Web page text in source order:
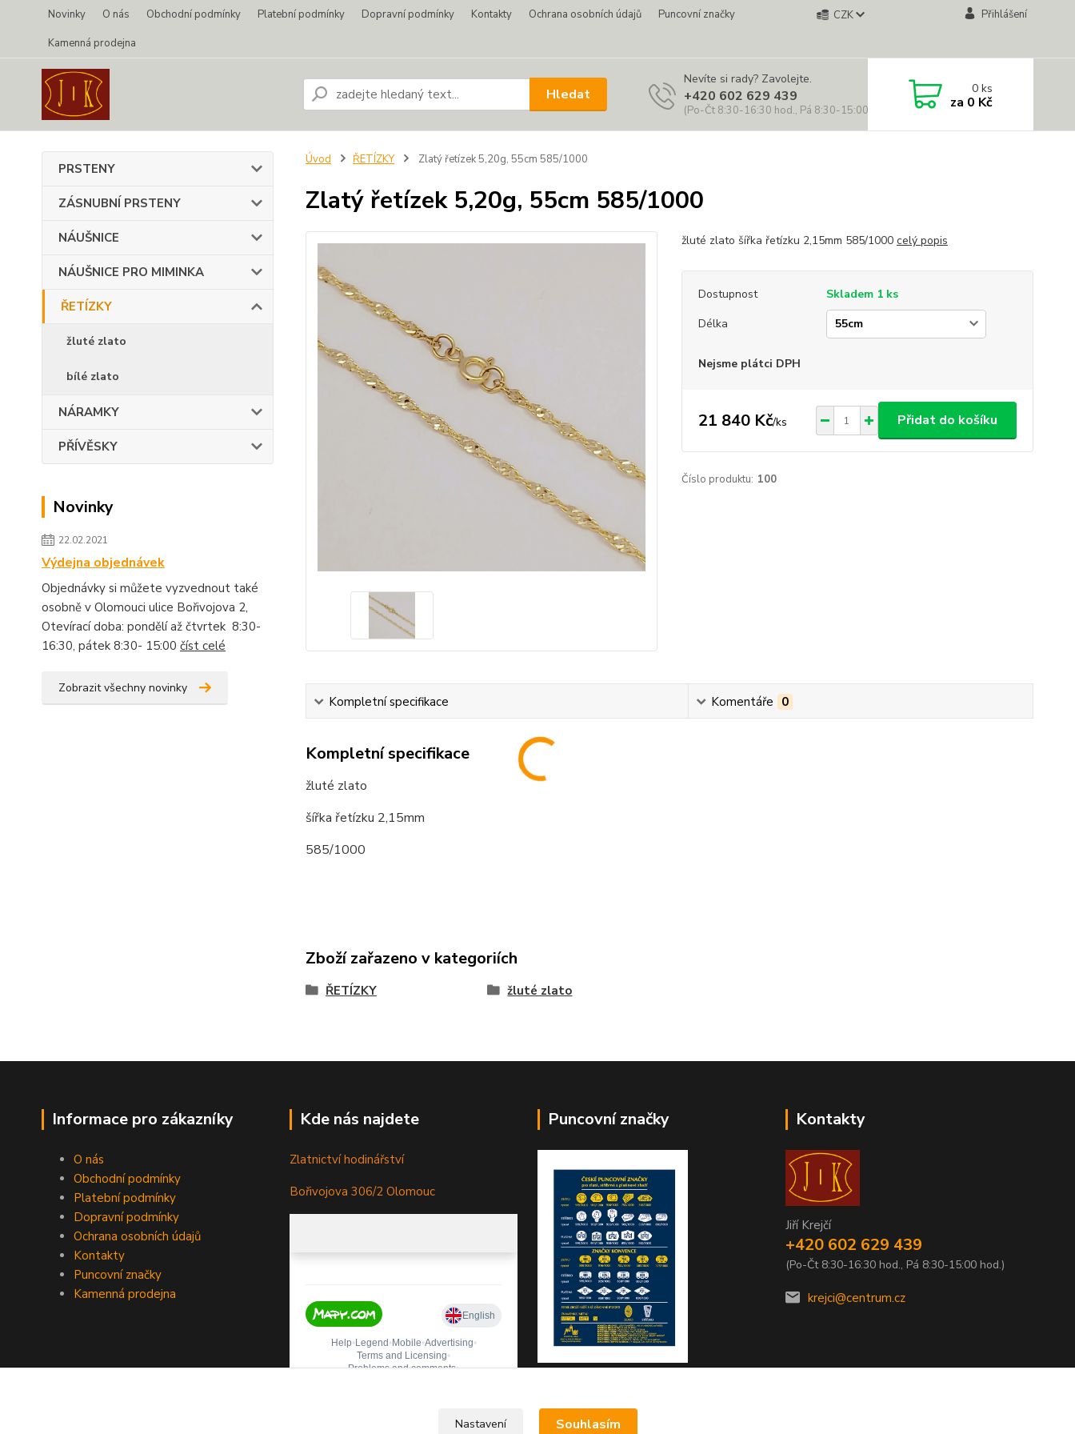
Novinky O nás Obchodní podmínky Platební podmínky Dopravní podmínky Kontakty Ochrana osobních údajů
Puncovní značky
Kamenná prodejna
CZK Přihlášení
Hledat
Nevíte si rady? Zavolejte.
+420 602 629 439
(Po-Čt 8:30-16:30 hod., Pá 8:30-15:00 hod.)
0ks
za 0 Kč
PRSTENY
ZÁSNUBNÍ PRSTENY
NÁUŠNICE
NÁUŠNICE PRO MIMINKA
ŘETÍZKY
žluté zlato
bílé zlato
NÁRAMKY
PŘÍVĚSKY
Novinky
22.02.2021
Výdejna objednávek
Objednávky si můžete vyzvednout také
osobně v Olomouci ulice Bořivojova 2,
Otevírací doba: pondělí až čtvrtek 8:30-
16:30, pátek 8:30- 15:00 číst celé
Zobrazit všechny novinky
Úvod ŘETÍZKY Zlatý řetízek 5,20g, 55cm 585/1000
Zlatý řetízek 5,20g, 55cm 585/1000
žluté zlato šířka řetízku 2,15mm 585/1000 celý popis
Dostupnost
Skladem 1 ks
Délka
Nejsme plátci DPH
21 840 Kč/ks Přidat do košíku
Číslo produktu: 100
Kompletní specifikace Komentáře 0
Kompletní specifikace
žluté zlato
šířka řetízku 2,15mm
585/1000
Zboží zařazeno v kategoriích
ŘETÍZKY žluté zlato
Informace pro zákazníky
O nás
Obchodní podmínky
Platební podmínky
Dopravní podmínky
Ochrana osobních údajů
Kontakty
Puncovní značky
Kamenná prodejna
Kde nás najdete
Zlatnictví hodinářství
Bořivojova 306/2 Olomouc
Puncovní značky Kontakty
Jiří Krejčí
+420 602 629 439
(Po-Čt 8:30-16:30 hod., Pá 8:30-15:00 hod.)
krejci@centrum.cz
Nastavení Souhlasím